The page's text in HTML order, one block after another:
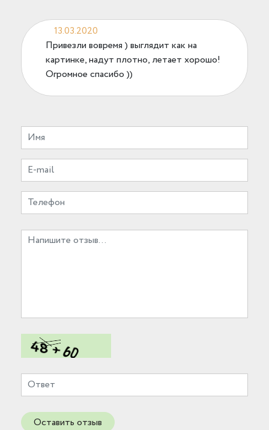
13.03.2020
Привезли вовремя ) выглядит как на
картинке, надут плотно, летает хорошо!
Огромное спасибо ))
Оставить отзыв